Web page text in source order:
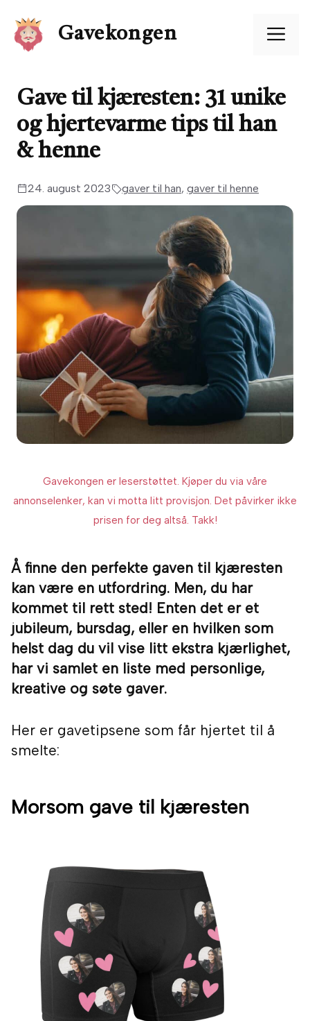
innhold
Gavekongen
Gave til kjæresten: 31 unike
og hjertevarme tips til han
& henne
24. august 2023 gaver til han, gaver til henne
Gavekongen er leserstøttet. Kjøper du via våre
annonselenker, kan vi motta litt provisjon. Det påvirker ikke
prisen for deg altså. Takk!
Å finne den perfekte gaven til kjæresten
kan være en utfordring. Men, du har
kommet til rett sted! Enten det er et
jubileum, bursdag, eller en hvilken som
helst dag du vil vise litt ekstra kjærlighet,
har vi samlet en liste med personlige,
kreative og søte gaver.
Her er gavetipsene som får hjertet til å
smelte:
Morsom gave til kjæresten